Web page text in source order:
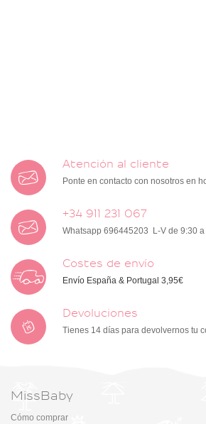
Atención al cliente
Ponte en contacto con nosotros en
+34 911 231 067
Whatsapp 696445203 L-V de 9:30 a
Costes de envío
Envío España & Portugal 3,95€
Devoluciones
Tienes 14 días para devolvernos tu
MissBaby
Cómo comprar